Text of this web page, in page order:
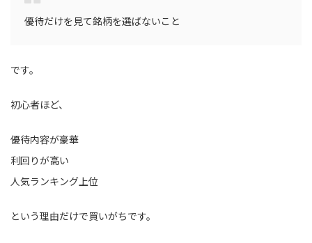
優待だけを見て銘柄を選ばないこと
です。
初心者ほど、
優待内容が豪華
利回りが高い
人気ランキング上位
という理由だけで買いがちです。